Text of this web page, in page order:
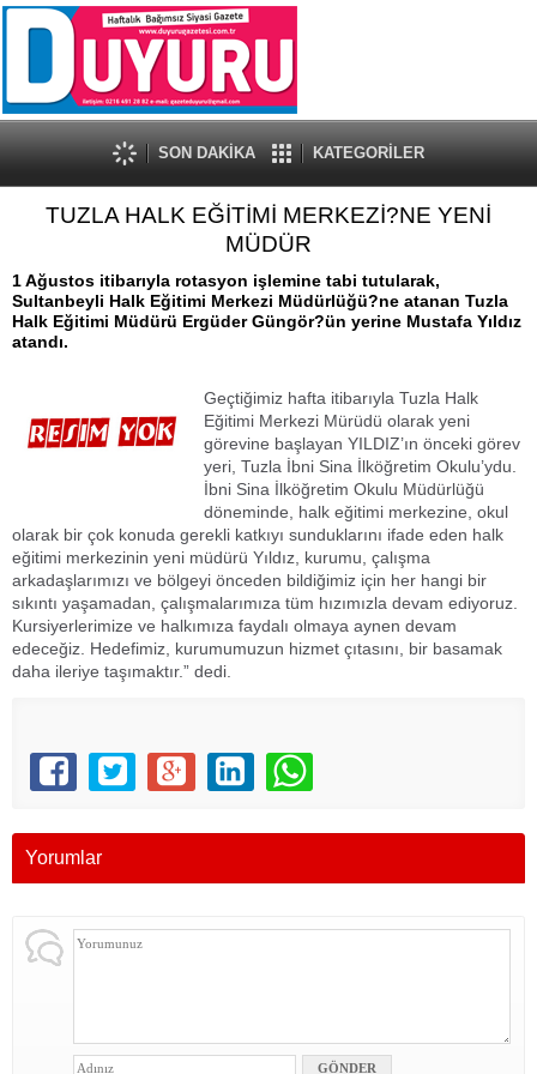
SON DAKİKA KATEGORİLER
TUZLA HALK EĞİTİMİ MERKEZİ?NE YENİ
MÜDÜR
1 Ağustos itibarıyla rotasyon işlemine tabi tutularak,
Sultanbeyli Halk Eğitimi Merkezi Müdürlüğü?ne atanan Tuzla
Halk Eğitimi Müdürü Ergüder Güngör?ün yerine Mustafa Yıldız
atandı.
Geçtiğimiz hafta itibarıyla Tuzla Halk
Eğitimi Merkezi Mürüdü olarak yeni
görevine başlayan YILDIZ’ın önceki görev
yeri, Tuzla İbni Sina İlköğretim Okulu’ydu.
İbni Sina İlköğretim Okulu Müdürlüğü
döneminde, halk eğitimi merkezine, okul
olarak bir çok konuda gerekli katkıyı sunduklarını ifade eden halk
eğitimi merkezinin yeni müdürü Yıldız, kurumu, çalışma
arkadaşlarımızı ve bölgeyi önceden bildiğimiz için her hangi bir
sıkıntı yaşamadan, çalışmalarımıza tüm hızımızla devam ediyoruz.
Kursiyerlerimize ve halkımıza faydalı olmaya aynen devam
edeceğiz. Hedefimiz, kurumumuzun hizmet çıtasını, bir basamak
daha ileriye taşımaktır.” dedi.
Yorumlar